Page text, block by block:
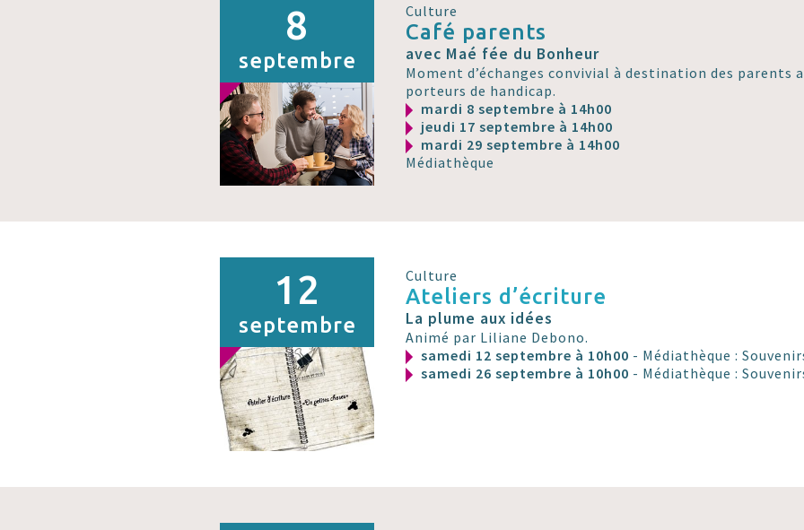
8
septembre
Culture
Café parents
avec Maé fée du Bonheur
Moment d’échanges convivial à destination des parents
porteurs de handicap.
mardi 8 septembre à 14h00
jeudi 17 septembre à 14h00
mardi 29 septembre à 14h00
Médiathèque
12
septembre
Culture
Ateliers d’écriture
La plume aux idées
Animé par Liliane Debono.
samedi 12 septembre à 10h00 - Médiathèque :
samedi 26 septembre à 10h00 - Médiathèque :